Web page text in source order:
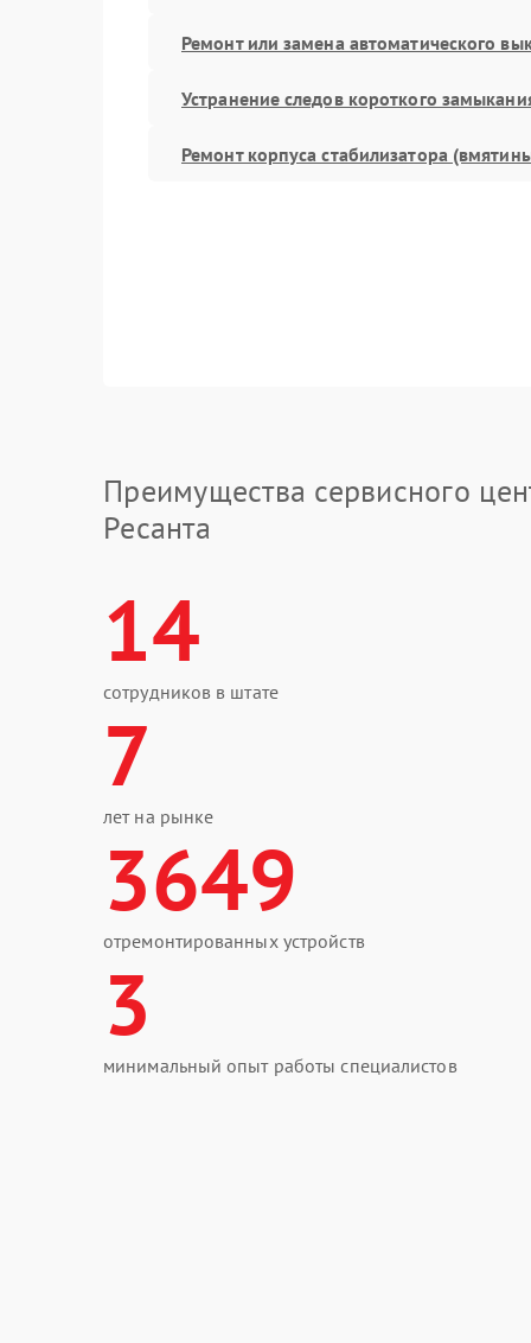
Ремонт или замена автоматического
Устранение следов короткого
Ремонт корпуса стабилизатора
Преимущества сервисного
Ресанта
14
сотрудников в штате
7
лет на рынке
3649
отремонтированных устройств
3
минимальный опыт работы специалистов